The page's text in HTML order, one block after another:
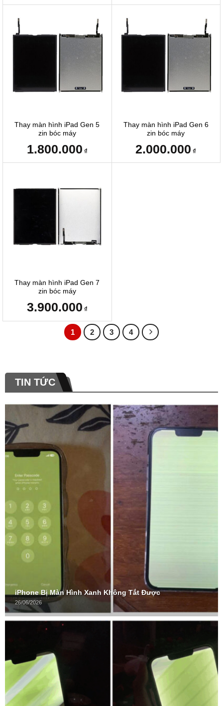
Thay màn hình iPad Gen 5
zin bóc máy
1.800.000 ₫
Thay màn hình iPad Gen 6
zin bóc máy
2.000.000 ₫
Thay màn hình iPad Gen 7
zin bóc máy
3.900.000 ₫
1 2 3 4
TIN TỨC
iPhone Bị Màn Hình Xanh Không Tắt Được
26/06/2026